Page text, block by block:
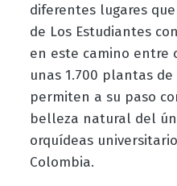
diferentes lugares
de Los Estudiantes
en este camino entre
unas 1.700 plantas
permiten a su paso
belleza natural del
orquídeas
Colombia.